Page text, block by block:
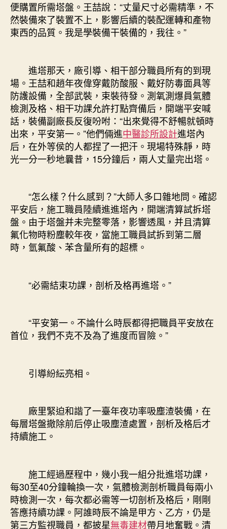
便購置所需塔盤。王喆說：“丈量尺寸必需精準，不
然裝備來了裝置不上，影響后續的裝配運轉和產物
東西的品質。我是學裝備干裝備的，我往。”
進塔那天，廠引導、相干部分職員所有的到現
場。王喆和趙年夜偉穿戴防酸服、戴好防毒面具等
防護設備，全部武裝，束裝待發。測氧測爆員氣體
檢測及格、相干功課允許打點齊備后，開端平安喊
話，裝備副廠長反復吩咐：“出來覺得不舒暢就頓時
出來，平安第一。”他們倆進中醫診所設計進塔內
后，在外等侯的人都捏了一把汗。現場特殊靜，時
光一分一秒地曩昔，15分鐘后，兩人丈量完出塔。
“怎么樣？什么感到？”大師人多口雜地問。確認
平安后，施工職員陸續進進塔內，開端清算試拆塔
盤。由于塔盤并未完整零落，影響透風，并且清算
氟化物時粉塵較年夜，當施工職員試拆到第二層
時，氫氟酸、苯含量所有的超標。
“必需結束功課，剖析及格再進塔。”
“平安第一。不論什么時辰都得把職員平安放在
首位，我們不克不及為了進度而冒險。”
引導紛紜亮相。
廠里緊迫和諧了一臺年夜功率吸塵渣裝備，在
每層塔盤撤除前后停止吸塵渣處置，剖析及格后才
持續施工。
施工經過歷程中，幾小我一組分批進塔功課，
每30至40分鐘輪換一次，氣體檢測剖析職員每兩小
時檢測一次，每次都必需等一切剖析及格后，剛剛
答應持續功課。阿誰時辰不論是甲方、乙方，仍是
第三方監視職員，都披星無毒建材帶月地奮戰。清